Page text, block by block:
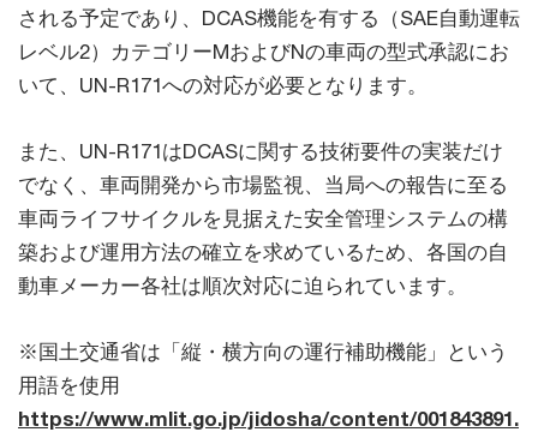
される予定であり、DCAS機能を有する（SAE自動運転
レベル2）カテゴリーMおよびNの車両の型式承認にお
いて、UN-R171への対応が必要となります。
また、UN-R171はDCASに関する技術要件の実装だけ
でなく、車両開発から市場監視、当局への報告に至る
車両ライフサイクルを見据えた安全管理システムの構
築および運用方法の確立を求めているため、各国の自
動車メーカー各社は順次対応に迫られています。
※国土交通省は「縦・横方向の運行補助機能」という
用語を使用
https://www.mlit.go.jp/jidosha/content/001843891.